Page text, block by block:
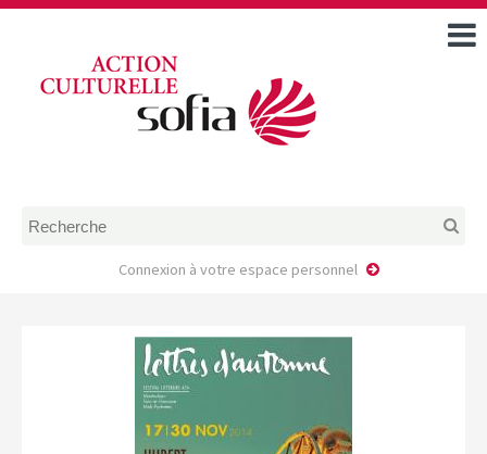
DOSSIERS DE DEMANDE
FAIRE UNE DEMANDE D’AIDE
AUTEUR/PORTEUR DE
Connexion à votre espace personnel